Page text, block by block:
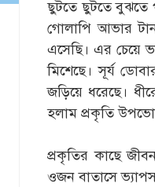
ছুটতে ছুটতে বুঝতে
গোলাপি আভার
এসেছি। এর চেয়ে
মিশেছে। সূর্য
জড়িয়ে ধরেছে।
হলাম প্রকৃতি
প্রকৃতির কাছে
ওজন বাতাসে